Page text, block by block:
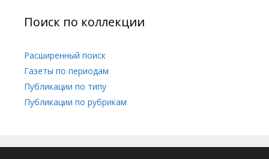
Поиск по коллекции
Расширенный поиск
Газеты по периодам
Публикации по типу
Публикации по рубрикам